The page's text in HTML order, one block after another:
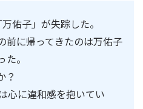
佑子」が失踪した。
前に帰ってきたのは万佑子
。
？
心に違和感を抱いてい